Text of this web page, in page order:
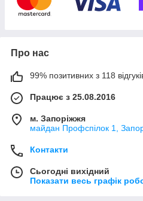
Про нас
99% позитивних з 118
Працює з 25.08.2016
м. Запоріжжя
майдан Профспілок 1,
Контакти
Сьогодні вихідний
Показати весь графік